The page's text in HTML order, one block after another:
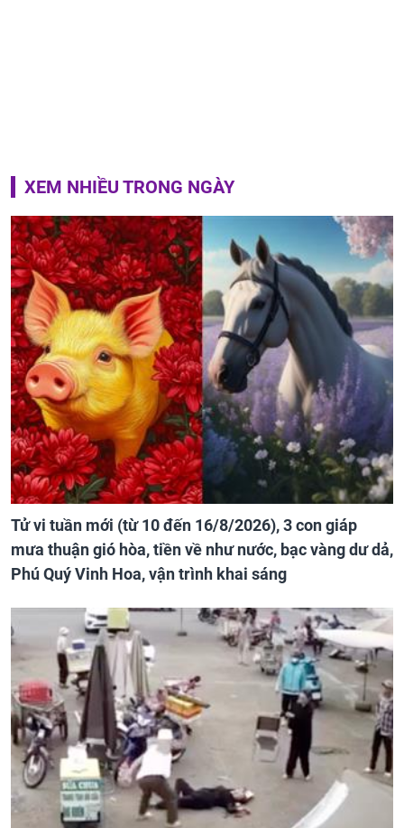
XEM NHIỀU TRONG NGÀY
Tử vi tuần mới (từ 10 đến 16/8/2026), 3 con giáp
mưa thuận gió hòa, tiền về như nước, bạc vàng dư dả,
Phú Quý Vinh Hoa, vận trình khai sáng